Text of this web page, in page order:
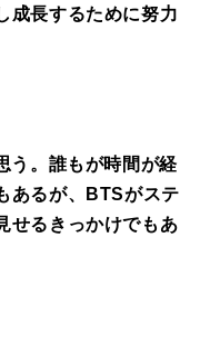
成長するために努力
う。誰もが時間が経
あるが、BTSがステ
せるきっかけでもあ